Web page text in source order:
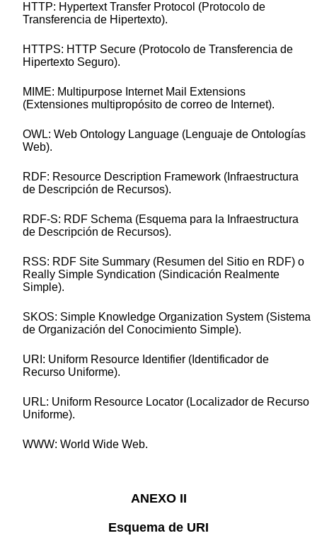
HTTP: Hypertext Transfer Protocol (Protocolo de
Transferencia de Hipertexto).
HTTPS: HTTP Secure (Protocolo de Transferencia de
Hipertexto Seguro).
MIME: Multipurpose Internet Mail Extensions
(Extensiones multipropósito de correo de Internet).
OWL: Web Ontology Language (Lenguaje de Ontologías
Web).
RDF: Resource Description Framework (Infraestructura
de Descripción de Recursos).
RDF-S: RDF Schema (Esquema para la Infraestructura
de Descripción de Recursos).
RSS: RDF Site Summary (Resumen del Sitio en RDF) o
Really Simple Syndication (Sindicación Realmente
Simple).
SKOS: Simple Knowledge Organization System (Sistema
de Organización del Conocimiento Simple).
URI: Uniform Resource Identifier (Identificador de
Recurso Uniforme).
URL: Uniform Resource Locator (Localizador de Recurso
Uniforme).
WWW: World Wide Web.
ANEXO II
Esquema de URI